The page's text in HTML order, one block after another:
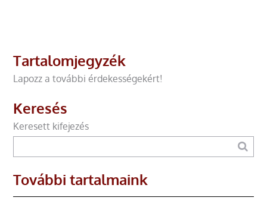
Tartalomjegyzék
Lapozz a további érdekességekért!
Keresés
Keresett kifejezés
További tartalmaink